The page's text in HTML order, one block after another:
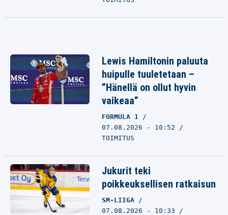
Lewis Hamiltonin paluuta
huipulle tuuletetaan –
”Hänellä on ollut hyvin
vaikeaa”
FORMULA 1
07.08.2026 - 10:52
TOIMITUS
Jukurit teki
poikkeuksellisen ratkaisun
SM-LIIGA
07.08.2026 - 10:33